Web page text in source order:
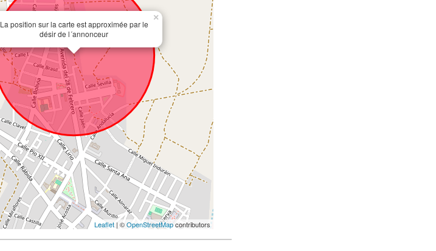
La position sur la carte est approximée par le
désir de l´annonceur
×
Leaflet | ©OpenStreetMapcontributors